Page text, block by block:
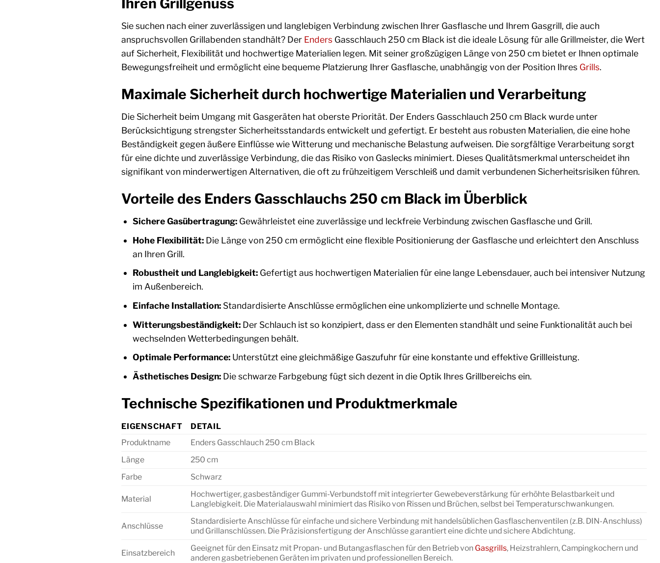
Ihren Grillgenuss
Sie suchen nach einer zuverlässigen und langlebigen Verbindung zwischen Ihrer Gasflasche und Ihrem Gasgrill, die auch
anspruchsvollen Grillabenden standhält? Der Enders Gasschlauch 250 cm Black ist die ideale Lösung für alle Grillmeister, die Wert
auf Sicherheit, Flexibilität und hochwertige Materialien legen. Mit seiner großzügigen Länge von 250 cm bietet er Ihnen optimale
Bewegungsfreiheit und ermöglicht eine bequeme Platzierung Ihrer Gasflasche, unabhängig von der Position Ihres Grills.
Maximale Sicherheit durch hochwertige Materialien und Verarbeitung
Die Sicherheit beim Umgang mit Gasgeräten hat oberste Priorität. Der Enders Gasschlauch 250 cm Black wurde unter
Berücksichtigung strengster Sicherheitsstandards entwickelt und gefertigt. Er besteht aus robusten Materialien, die eine hohe
Beständigkeit gegen äußere Einflüsse wie Witterung und mechanische Belastung aufweisen. Die sorgfältige Verarbeitung sorgt
für eine dichte und zuverlässige Verbindung, die das Risiko von Gaslecks minimiert. Dieses Qualitätsmerkmal unterscheidet ihn
signifikant von minderwertigen Alternativen, die oft zu frühzeitigem Verschleiß und damit verbundenen Sicherheitsrisiken führen.
Vorteile des Enders Gasschlauchs 250 cm Black im Überblick
Sichere Gasübertragung:Gewährleistet eine zuverlässige und leckfreie Verbindung zwischen Gasflasche und Grill.
Hohe Flexibilität:Die Länge von 250 cm ermöglicht eine flexible Positionierung der Gasflasche und erleichtert den Anschluss
an Ihren Grill.
Robustheit und Langlebigkeit:Gefertigt aus hochwertigen Materialien für eine lange Lebensdauer, auch bei intensiver Nutzung
im Außenbereich.
Einfache Installation:Standardisierte Anschlüsse ermöglichen eine unkomplizierte und schnelle Montage.
Witterungsbeständigkeit:Der Schlauch ist so konzipiert, dass er den Elementen standhält und seine Funktionalität auch bei
wechselnden Wetterbedingungen behält.
Optimale Performance:Unterstützt eine gleichmäßige Gaszufuhr für eine konstante und effektive Grillleistung.
Ästhetisches Design:Die schwarze Farbgebung fügt sich dezent in die Optik Ihres Grillbereichs ein.
Technische Spezifikationen und Produktmerkmale
EIGENSCHAFT
DETAIL
Produktname
Enders Gasschlauch 250 cm Black
Länge
250 cm
Farbe
Schwarz
Material
Hochwertiger, gasbeständiger Gummi-Verbundstoff mit integrierter Gewebeverstärkung für erhöhte Belastbarkeit und
Langlebigkeit. Die Materialauswahl minimiert das Risiko von Rissen und Brüchen, selbst bei Temperaturschwankungen.
Anschlüsse
Standardisierte Anschlüsse für einfache und sichere Verbindung mit handelsüblichen Gasflaschenventilen (z.B. DIN-Anschluss)
und Grillanschlüssen. Die Präzisionsfertigung der Anschlüsse garantiert eine dichte und sichere Abdichtung.
Einsatzbereich
Geeignet für den Einsatz mit Propan- und Butangasflaschen für den Betrieb von Gasgrills, Heizstrahlern, Campingkochern und
anderen gasbetriebenen Geräten im privaten und professionellen Bereich.